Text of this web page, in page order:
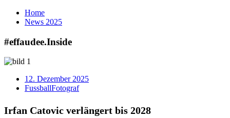
Home
News 2025
#effaudee.Inside
12. Dezember 2025
FussballFotograf
Irfan Catovic verlängert bis 2028